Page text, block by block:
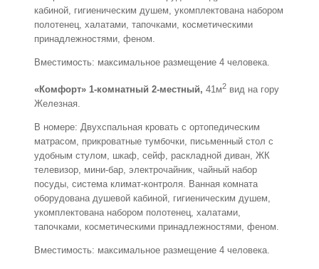
кабиной, гигиеническим душем, укомплектована набором
полотенец, халатами, тапочками, косметическими
принадлежностями, феном.
Вместимость: максимальное размещение 4 человека.
«Комфорт» 1-комнатный 2-местный, 41м2 вид на гору
Железная.
В номере: Двухспальная кровать с ортопедическим
матрасом, прикроватные тумбочки, письменный стол с
удобным стулом, шкаф, сейф, раскладной диван, ЖК
телевизор, мини-бар, электрочайник, чайный набор
посуды, система климат-контроля. Ванная комната
оборудована душевой кабиной, гигиеническим душем,
укомплектована набором полотенец, халатами,
тапочками, косметическими принадлежностями, феном.
Вместимость: максимальное размещение 4 человека.